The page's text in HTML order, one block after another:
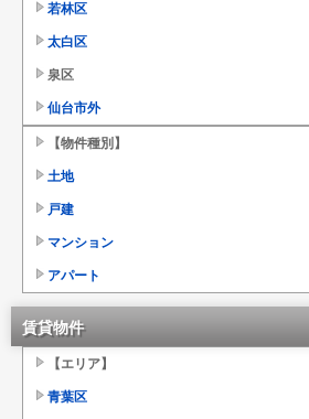
若林区
太白区
泉区
仙台市外
【物件種別】
土地
戸建
マンション
アパート
賃貸物件
【エリア】
青葉区